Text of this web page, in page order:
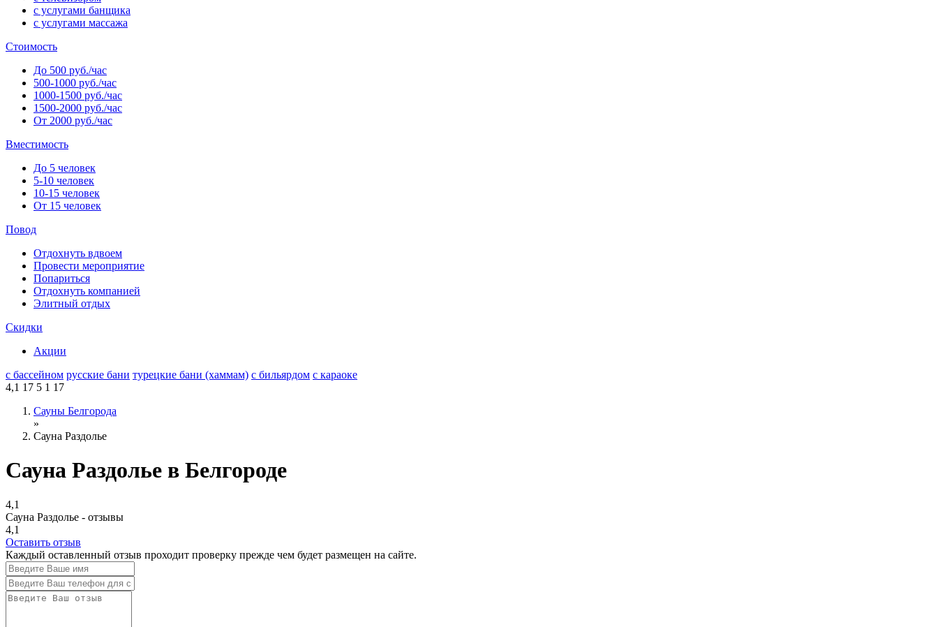
с услугами банщика
с услугами массажа
Стоимость
До 500 руб./час
500-1000 руб./час
1000-1500 руб./час
1500-2000 руб./час
От 2000 руб./час
Вместимость
До 5 человек
5-10 человек
10-15 человек
От 15 человек
Повод
Отдохнуть вдвоем
Провести мероприятие
Попариться
Отдохнуть компанией
Элитный отдых
Скидки
Акции
с бассейном русские бани турецкие бани (хаммам) с бильярдом с караоке
4,1 17 5 1 17
Сауны Белгорода
»
Сауна Раздолье
Сауна Раздолье в Белгороде
4,1
Сауна Раздолье - отзывы
4,1
Оставить отзыв
Каждый оставленный отзыв проходит проверку прежде чем будет размещен на сайте.